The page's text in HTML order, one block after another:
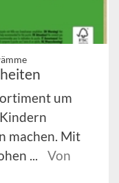
um
machen. Mit
...
Von